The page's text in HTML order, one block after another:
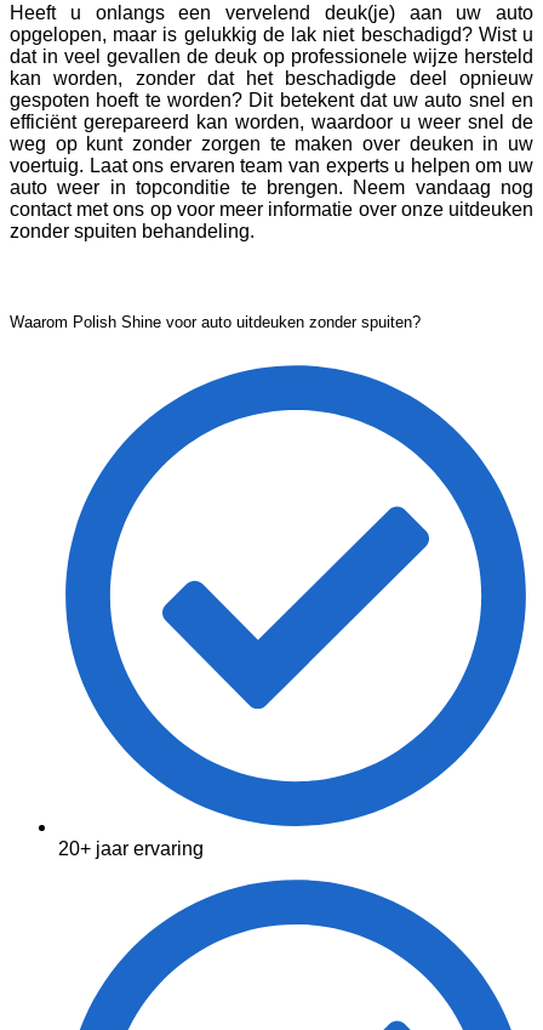
Heeft u onlangs een vervelend deuk(je) aan uw auto
opgelopen, maar is gelukkig de lak niet beschadigd? Wist u
dat in veel gevallen de deuk op professionele wijze hersteld
kan worden, zonder dat het beschadigde deel opnieuw
gespoten hoeft te worden? Dit betekent dat uw auto snel en
efficiënt gerepareerd kan worden, waardoor u weer snel de
weg op kunt zonder zorgen te maken over deuken in uw
voertuig. Laat ons ervaren team van experts u helpen om uw
auto weer in topconditie te brengen. Neem vandaag nog
contact met ons op voor meer informatie over onze uitdeuken
zonder spuiten behandeling.
Waarom Polish Shine voor auto uitdeuken zonder spuiten?
20+ jaar ervaring